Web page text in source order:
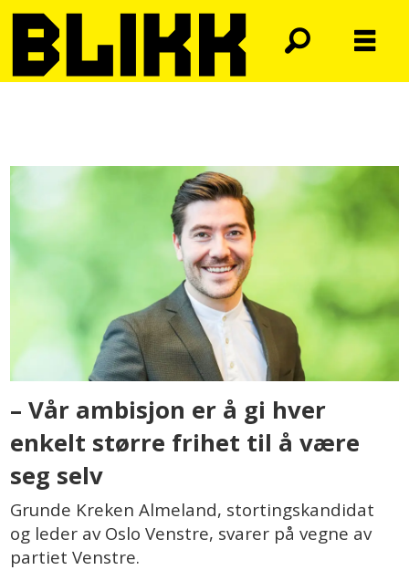
blikks
partiguide
2021
– Vår ambisjon er å gi hver
enkelt større frihet til å være
seg selv
Grunde Kreken Almeland, stortingskandidat
og leder av Oslo Venstre, svarer på vegne av
partiet Venstre.